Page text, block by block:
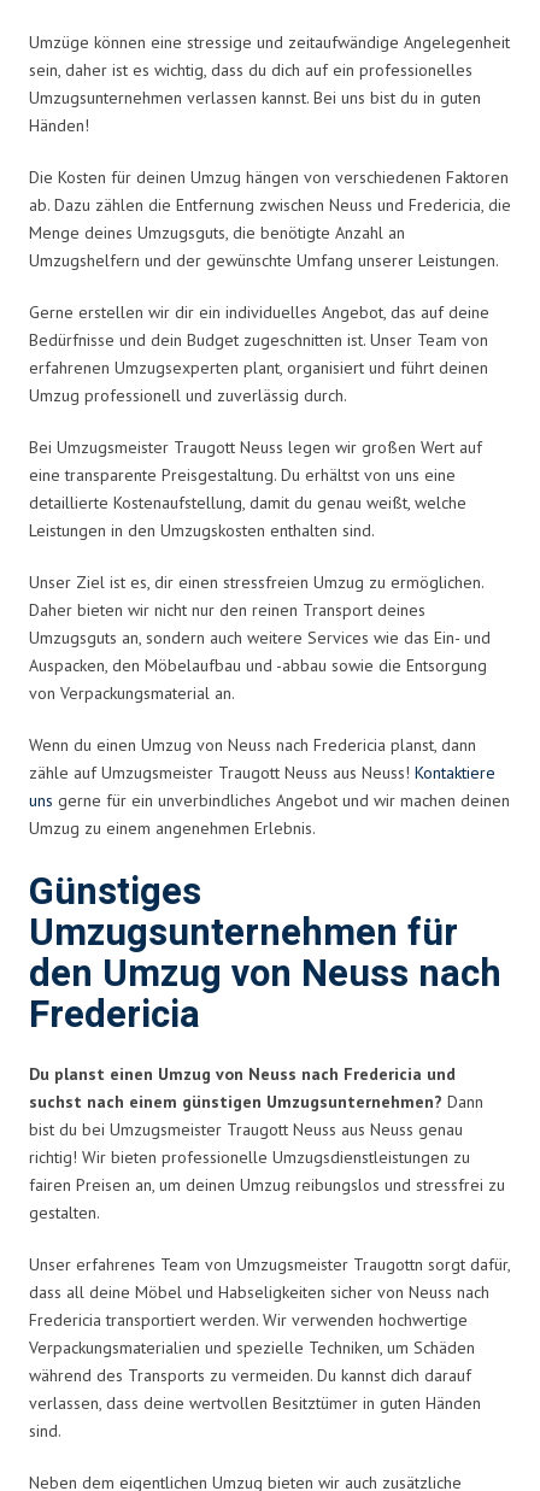
Umzüge können eine stressige und zeitaufwändige Angelegenheit
sein, daher ist es wichtig, dass du dich auf ein professionelles
Umzugsunternehmen verlassen kannst. Bei uns bist du in guten
Händen!
Die Kosten für deinen Umzug hängen von verschiedenen Faktoren
ab. Dazu zählen die Entfernung zwischen Neuss und Fredericia, die
Menge deines Umzugsguts, die benötigte Anzahl an
Umzugshelfern und der gewünschte Umfang unserer Leistungen.
Gerne erstellen wir dir ein individuelles Angebot, das auf deine
Bedürfnisse und dein Budget zugeschnitten ist. Unser Team von
erfahrenen Umzugsexperten plant, organisiert und führt deinen
Umzug professionell und zuverlässig durch.
Bei Umzugsmeister Traugott Neuss legen wir großen Wert auf
eine transparente Preisgestaltung. Du erhältst von uns eine
detaillierte Kostenaufstellung, damit du genau weißt, welche
Leistungen in den Umzugskosten enthalten sind.
Unser Ziel ist es, dir einen stressfreien Umzug zu ermöglichen.
Daher bieten wir nicht nur den reinen Transport deines
Umzugsguts an, sondern auch weitere Services wie das Ein- und
Auspacken, den Möbelaufbau und -abbau sowie die Entsorgung
von Verpackungsmaterial an.
Wenn du einen Umzug von Neuss nach Fredericia planst, dann
zähle auf Umzugsmeister Traugott Neuss aus Neuss! Kontaktiere
uns gerne für ein unverbindliches Angebot und wir machen deinen
Umzug zu einem angenehmen Erlebnis.
Günstiges
Umzugsunternehmen für
den Umzug von Neuss nach
Fredericia
Du planst einen Umzug von Neuss nach Fredericia und
suchst nach einem günstigen Umzugsunternehmen? Dann
bist du bei Umzugsmeister Traugott Neuss aus Neuss genau
richtig! Wir bieten professionelle Umzugsdienstleistungen zu
fairen Preisen an, um deinen Umzug reibungslos und stressfrei zu
gestalten.
Unser erfahrenes Team von Umzugsmeister Traugottn sorgt dafür,
dass all deine Möbel und Habseligkeiten sicher von Neuss nach
Fredericia transportiert werden. Wir verwenden hochwertige
Verpackungsmaterialien und spezielle Techniken, um Schäden
während des Transports zu vermeiden. Du kannst dich darauf
verlassen, dass deine wertvollen Besitztümer in guten Händen
sind.
Neben dem eigentlichen Umzug bieten wir auch zusätzliche